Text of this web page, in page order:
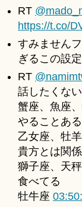
RT
https://t.co/
すみません
ぎるこの設
RT
話したくない
蟹座、魚座
やることある
乙女座、牡
貴方とは関
獅子座、天
食べてる
牡牛座